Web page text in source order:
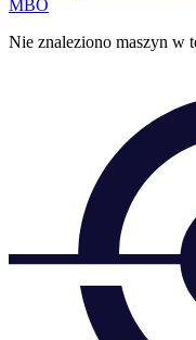
MBO
Nie znaleziono maszyn w